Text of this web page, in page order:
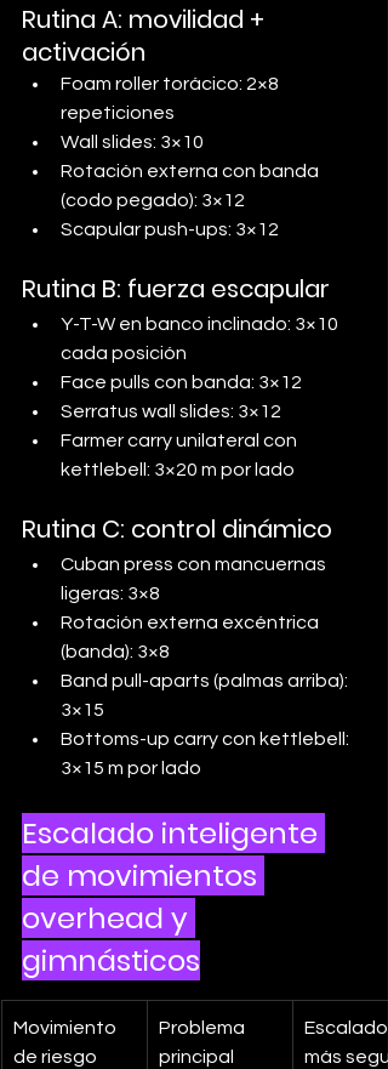
Rutina A: movilidad +
activación
Foam roller torácico: 2×8
repeticiones
Wall slides: 3×10
Rotación externa con banda
(codo pegado): 3×12
Scapular push-ups: 3×12
Rutina B: fuerza escapular
Y-T-W en banco inclinado: 3×10
cada posición
Face pulls con banda: 3×12
Serratus wall slides: 3×12
Farmer carry unilateral con
kettlebell: 3×20 m por lado
Rutina C: control dinámico
Cuban press con mancuernas
ligeras: 3×8
Rotación externa excéntrica
(banda): 3×8
Band pull-aparts (palmas arriba):
3×15
Bottoms-up carry con kettlebell:
3×15 m por lado
Escalado inteligente
de movimientos
overhead y
gimnásticos
Movimiento
de riesgo
Problema
principal
Escalado
más